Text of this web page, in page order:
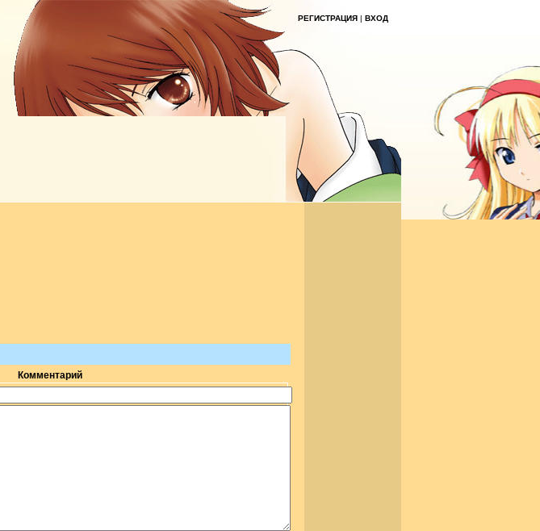
РЕГИСТРАЦИЯ | ВХОД
Комментарий